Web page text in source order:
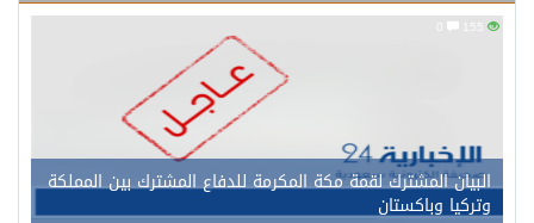
البيان المشترك لقمة مكة المكرمة للدفاع المشترك بين المملكة
وتركيا وباكستان